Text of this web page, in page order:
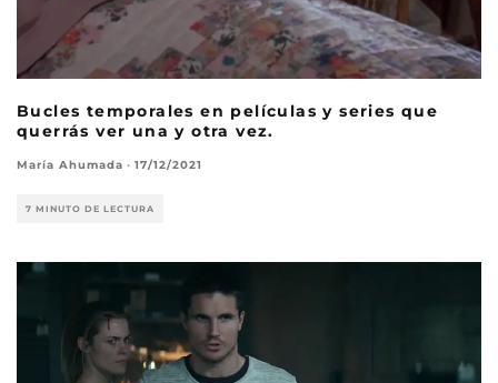
Bucles temporales en películas y series que
querrás ver una y otra vez.
María Ahumada · 17/12/2021
7 MINUTO DE LECTURA